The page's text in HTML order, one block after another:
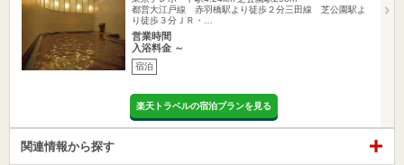
都営大江戸線 赤羽橋駅より徒歩２分三田線 芝公園駅よ
り徒歩３分ＪＲ・…
営業時間
入浴料金 ～
宿泊
楽天トラベルの宿泊プランを見る
関連情報から探す